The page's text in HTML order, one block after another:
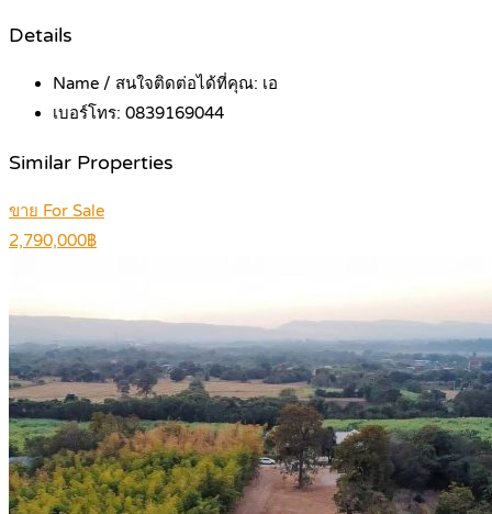
Details
Name / สนใจติดต่อได้ที่คุณ: เอ
เบอร์โทร: 0839169044
Similar Properties
ขาย For Sale
2,790,000฿